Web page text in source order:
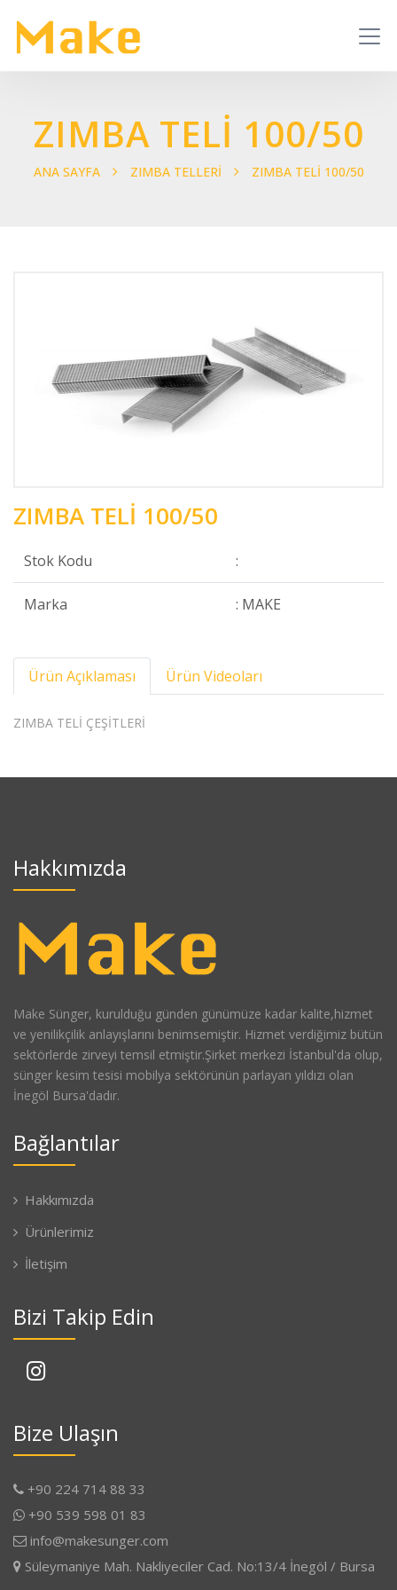
ZIMBA TELİ 100/50
ANA SAYFA ZIMBA TELLERİ ZIMBA TELİ 100/50
ZIMBA TELİ 100/50
Stok Kodu :
Marka : MAKE
Ürün Açıklaması Ürün Videoları
ZIMBA TELİ ÇEŞİTLERİ
Hakkımızda
Make Sünger, kurulduğu günden günümüze kadar kalite,hizmet
ve yenilikçilik anlayışlarını benimsemiştir. Hizmet verdiğimiz bütün
sektörlerde zirveyi temsil etmiştir.Şirket merkezi İstanbul'da olup,
sünger kesim tesisi mobilya sektörünün parlayan yıldızı olan
İnegöl Bursa'dadır.
Bağlantılar
Hakkımızda
Ürünlerimiz
İletişim
Bizi Takip Edin
Bize Ulaşın
+90 224 714 88 33
+90 539 598 01 83
info@makesunger.com
Süleymaniye Mah. Nakliyeciler Cad. No:13/4 İnegöl / Bursa